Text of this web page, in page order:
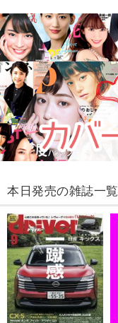
本日発売の雑誌一覧